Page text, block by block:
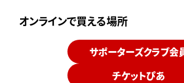
オンラインで買える場所
サポーターズクラブ会
チケットぴあ